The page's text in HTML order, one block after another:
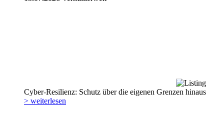
Cyber-Resilienz: Schutz über die eigenen Grenzen hinaus
> weiterlesen